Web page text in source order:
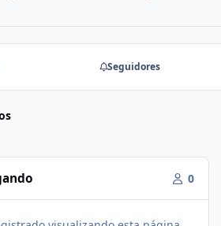
Seguidores
0